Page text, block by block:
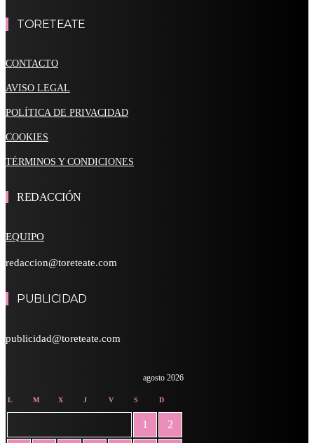
TORETEATE
CONTACTO
AVISO LEGAL
POLÍTICA DE PRIVACIDAD
COOKIES
TÉRMINOS Y CONDICIONES
REDACCIÓN
EQUIPO
redaccion@toreteate.com
PUBLICIDAD
publicidad@toreteate.com
agosto 2026
L M X J V S D
1 2